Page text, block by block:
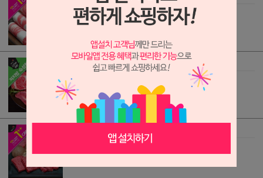
네이버페이에서 작성된 후기입니다.
네이버 페이 | 2021-11-23
1등급 숙성한우 모둠구이 400g [3가지부위 랜덤구성]
네이버페이에서 작성된 후기입니다.
네이버 페이
| 2021-11-23
네이버페이에서 작성된 후기입니다.